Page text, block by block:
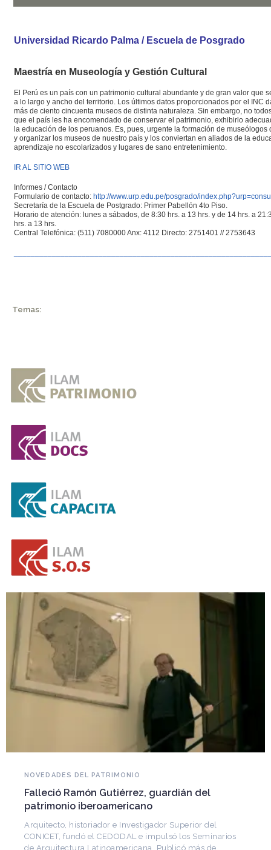
Universidad Ricardo Palma / Escuela de Posgrado
Maestría en Museología y Gestión Cultural
El Perú es un país con un patrimonio cultural abundante y de gran valor que
a lo largo y ancho del territorio. Los últimos datos proporcionados por el INC
más de ciento cincuenta museos de distinta naturaleza. Sin embargo, no
que el país les ha encomendado de conservar el patrimonio, exhibirlo
la educación de los peruanos. Es, pues, urgente la formación de
y organizar los museos de nuestro país y los conviertan en aliados de la
aprendizaje no escolarizados y lugares de sano entretenimiento.
IR AL SITIO WEB
Informes / Contacto
Formulario de contacto: http://www.urp.edu.pe/posgrado/
Secretaría de la Escuela de Postgrado: Primer Pabellón 4to Piso.
Horario de atención: lunes a sábados, de 8:30 hrs. a 13 hrs. y de 14 hrs. a
hrs. a 13 hrs.
Central Telefónica: (511) 7080000 Anx: 4112 Directo: 2751401 // 2753643
Temas:
NOVEDADES DEL PATRIMONIO
Falleció Ramón Gutiérrez, guardián del
patrimonio iberoamericano
Arquitecto, historiador e Investigador Superior del
CONICET, fundó el CEDODAL e impulsó los Seminarios
de Arquitectura Latinoamericana. Publicó más de